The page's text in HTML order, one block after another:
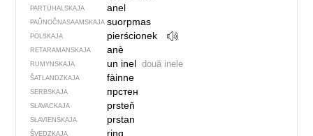
PARTUHALSKAJA anel
PAŬNOČ­NA­SA­AM­SKAJAsuorpmas
POLSKAJA pierścionek
RETARAMANSKAJA anè
RUMYNSKAJA un inel două inele
ŠATLANDZKAJA fàinne
SERBSKAJA прстен
SŁAVACKAJA prsteň
SŁAVIENSKAJA prstan
ŠVEDZKAJA ring